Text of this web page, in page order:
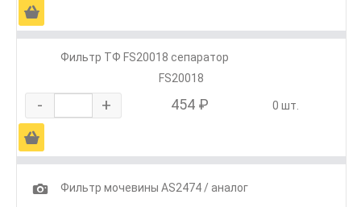
Ä
Фильтр ТФ FS20018 сепаратор
FS20018
- + 454 ₽ 0 шт.
Ä
1
Фильтр мочевины AS2474 / аналог